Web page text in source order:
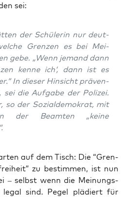
sei:
der Schü­le­rin nur deut­
Gren­zen es bei Mei­
gebe. „Wenn jemand dann
ken­ne ich‘, dann ist es
In die­ser Hin­sicht prä­ven­
die Auf­ga­be der Poli­zei.
so der Sozi­al­de­mo­krat, mit
der Beam­ten „kei­ne
auf dem Tisch: Die “Gren­
zu bestim­men, ist nun
– selbst wenn die Mei­nungs­
legal sind. Pegel plä­diert für